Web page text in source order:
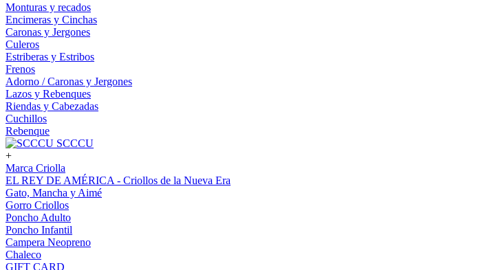
Monturas y recados
Encimeras y Cinchas
Caronas y Jergones
Culeros
Estriberas y Estribos
Frenos
Adorno / Caronas y Jergones
Lazos y Rebenques
Riendas y Cabezadas
Cuchillos
Rebenque
SCCCU
+
Marca Criolla
EL REY DE AMÉRICA - Criollos de la Nueva Era
Gato, Mancha y Aimé
Gorro Criollos
Poncho Adulto
Poncho Infantil
Campera Neopreno
Chaleco
GIFT CARD